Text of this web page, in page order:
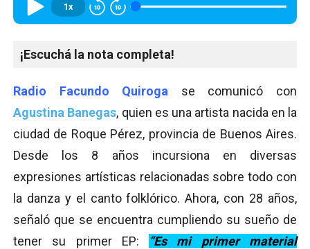
1x
¡Escuchá la nota completa!
Radio Facundo Quiroga se comunicó con
Agustina Banegas, quien es una artista nacida en la
ciudad de Roque Pérez, provincia de Buenos Aires.
Desde los 8 años incursiona en diversas
expresiones artísticas relacionadas sobre todo con
la danza y el canto folklórico. Ahora, con 28 años,
señaló que se encuentra cumpliendo su sueño de
tener su primer EP:
‘‘Es mi primer material